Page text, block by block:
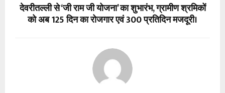
देवरीतल्ली से ‘जी राम जी योजना’ का शुभारंभ, ग्रामीण श्रमिकों
को अब 125 दिन का रोजगार एवं ₹300 प्रतिदिन मजदूरी।